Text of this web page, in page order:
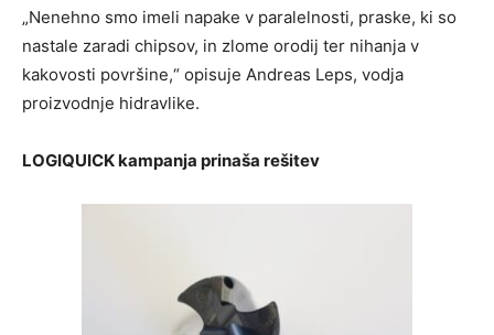
„Nenehno smo imeli napake v paralelnosti, praske, ki so
nastale zaradi chipsov, in zlome orodij ter nihanja v
kakovosti površine,“ opisuje Andreas Leps, vodja
proizvodnje hidravlike.
LOGIQUICK kampanja prinaša rešitev